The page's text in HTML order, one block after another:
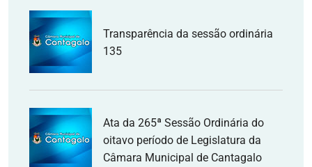
Transparência da sessão ordinária
135
Ata da 265ª Sessão Ordinária do
oitavo período de Legislatura da
Câmara Municipal de Cantagalo